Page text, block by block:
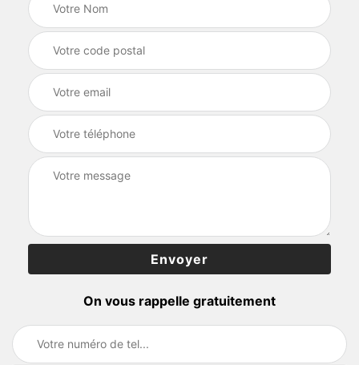
On vous rappelle gratuitement